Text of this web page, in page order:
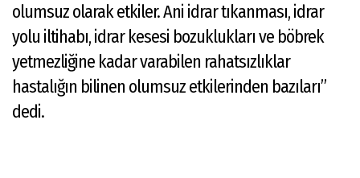
Seyir
Takip
Künye
olumsuz olarak etkiler. Ani idrar tıkanması, idrar
yolu iltihabı, idrar kesesi bozuklukları ve böbrek
yetmezliğine kadar varabilen rahatsızlıklar
hastalığın bilinen olumsuz etkilerinden bazıları”
dedi.